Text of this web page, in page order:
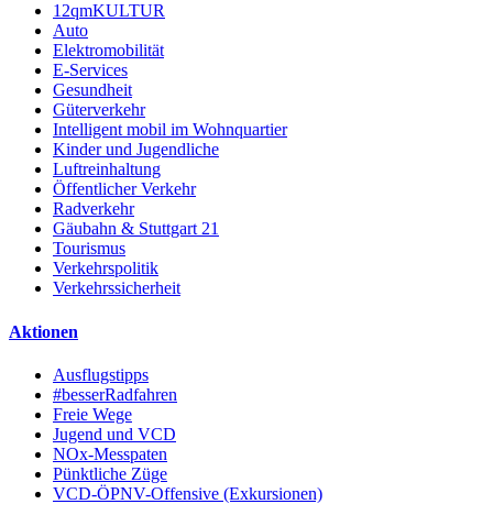
12qmKULTUR
Auto
Elektromobilität
E-Services
Gesundheit
Güterverkehr
Intelligent mobil im Wohnquartier
Kinder und Jugendliche
Luftreinhaltung
Öffentlicher Verkehr
Radverkehr
Gäubahn & Stuttgart 21
Tourismus
Verkehrspolitik
Verkehrssicherheit
Aktionen
Ausflugstipps
#besserRadfahren
Freie Wege
Jugend und VCD
NOx-Messpaten
Pünktliche Züge
VCD-ÖPNV-Offensive (Exkursionen)